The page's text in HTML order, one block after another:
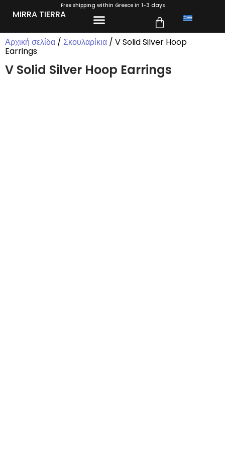
Free shipping within Greece in 1-3 days
MIRRA TIERRA
Αρχική σελίδα / Σκουλαρίκια / V Solid Silver Hoop
Earrings
V Solid Silver Hoop Earrings